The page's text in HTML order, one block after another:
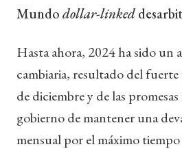
Mundodollar-linked
Hasta ahora, 2024 ha sido un
cambiaria, resultado del
de diciembre y de las
gobierno de mantener una
mensual por el máximo